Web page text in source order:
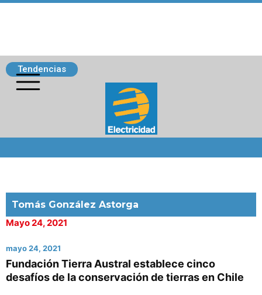
Tendencias
Tomás González Astorga
Mayo 24, 2021
mayo 24, 2021
Fundación Tierra Austral establece cinco
desafíos de la conservación de tierras en Chile